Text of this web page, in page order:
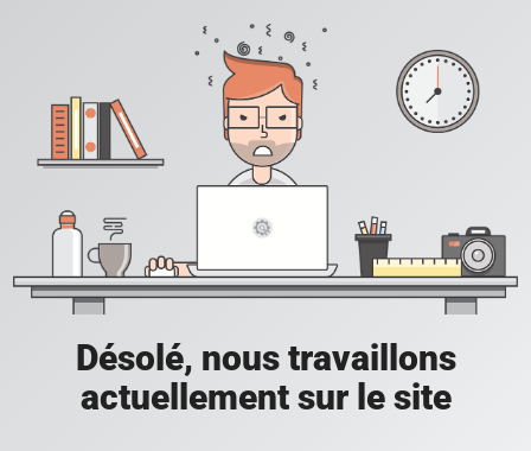
Désolé, nous travaillons
actuellement sur le site